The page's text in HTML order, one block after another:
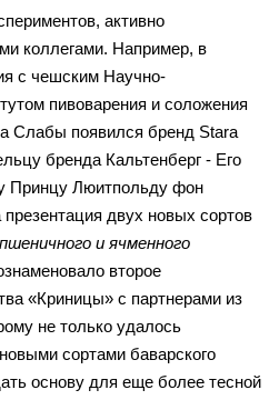
активно
коллегами. Например, в
с чешским Научно-
пивоварения и соложения
Слабы появился бренд Stara
бренда Кальтенберг - Его
Принцу Люитпольду фон
двух новых сортов
и ячменного
второе
«Криницы» с партнерами из
не только удалось
сортами баварского
основу для еще более тесной